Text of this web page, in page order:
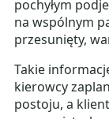
pochyłym
na wspólnym
przesunięty,
Takie
kierowcy
postoju, a